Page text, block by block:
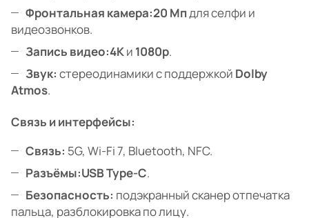
Фронтальная камера:20 Мпдля селфи и
видеозвонков.
Запись видео:4Kи 1080p.
Звук: стереодинамики с поддержкой Dolby
Atmos.
Связь и интерфейсы:
Связь: 5G, Wi-Fi 7, Bluetooth, NFC.
Разъёмы:USB Type-C.
Безопасность: подэкранный сканер отпечатка
пальца, разблокировка по лицу.